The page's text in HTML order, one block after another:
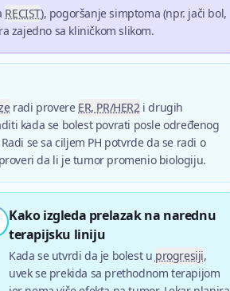
RECIST), pogoršanje simptoma (npr. jači bol,
zajedno sa kliničkom slikom.
radi provere ER, PR/HER2i drugih
kada se bolest povrati posle određenog
se sa ciljem PH potvrde da se radi o
proveri da li je tumor promenio biologiju.
Kako izgleda prelazak na narednu
terapijsku liniju
Kada se utvrdi da je bolest u progresiji,
uvek se prekida sa prethodnom terapijom